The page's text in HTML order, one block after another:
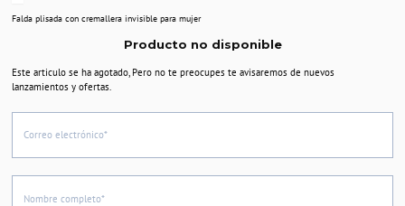
Falda plisada con cremallera invisible para mujer
Producto no disponible
Este articulo se ha agotado, Pero no te preocupes te avisaremos de nuevos
lanzamientos y ofertas.
Correo electrónico*
Nombre completo*